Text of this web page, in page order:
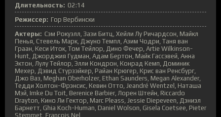
Длительность: 02:14
Режиссер: Гор Вербински
Актеры: Сэм Рокуэлл, Зази Битц, Хейли Лу Ричардсон, Майкл
Пенья, Стевель Марк, Джуно Темпл, Азим Чодри, Таня ван
Граан, Кеси Иток, Том Тейлор, Дино Фечер, Artie Wilkinson-
Hunt, Джорджия Гудман, Адам Бертон, Майк Гассэвей, Анна
Эктон, Лулу Тейлор, Элли Кондрон, Конрад Кемп, Доминик
Мехер, Дэвид Стурзэйкер, Райан Крюгер, Крис ван Ренсбург,
Джо Ваз, Meghan Oberholzer, Ethan Saunders, Megan Alexander,
Тедди Холтон-Фрэнсис, Кевин Отто, Jeandré Wentzel, Наташа
Мэй, Imke Du Toit, Berenice Barbier, Лорен Штейн, Riccardo
Drayton, Кино Ли Гектор, Marc Pleass, Jessie Diepeveen, Дэниэл
Барнетт, Ghia Koch-Human, Daniel Wolson, Gisela Coetsee, Pieter
Stemmet, Francois Nel